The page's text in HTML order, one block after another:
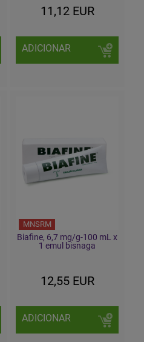
11,12 EUR
ADICIONAR
MNSRM
Biafine, 6,7 mg/g-100 mL x
1 emul bisnaga
12,55 EUR
ADICIONAR